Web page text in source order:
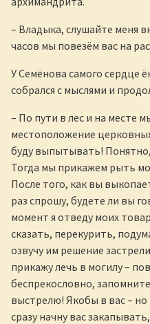
– Владыка, слушайте меня
часов мы повезём вас на
У Семёнова самого сердце
собрался с мыслями и
– По пути в лес и на месте
местоположение
буду выпытывать!
Тогда мы прикажем рыть
После того, как вы
раз спрошу, будете ли вы
момент я отведу моих
сказать, перекурить,
озвучу им решение
прикажу лечь в могилу –
беспрекословно,
выстрелю! Якобы в вас – но
сразу начну вас